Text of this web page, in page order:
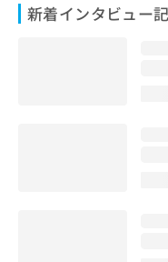
新着インタビュー